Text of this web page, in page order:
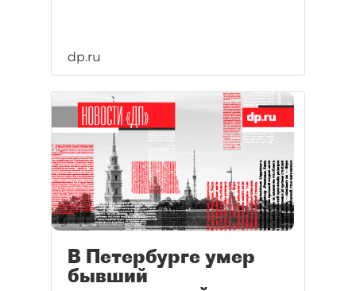
dp.ru
В Петербурге умер
бывший